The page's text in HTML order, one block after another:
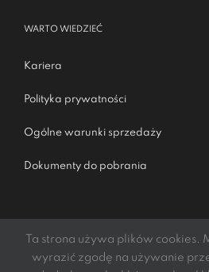
WARTO WIEDZIEĆ
Kariera
Polityka prywatności
Ogólne warunki sprzedaży
Dokumenty do pobrania
Ta strona używa plików cookies.
wyrazić zgodę na używanie